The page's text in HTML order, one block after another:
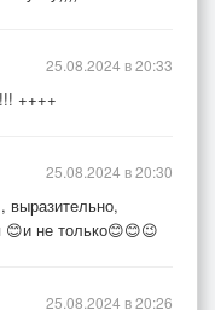
++++
25.08.2024 в 20:33
выразительно,
не только😊😊😉
25.08.2024 в 20:30
25.08.2024 в 20:26